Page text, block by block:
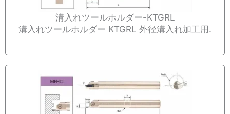
溝入れツールホルダー-KTGRL
溝入れツールホルダー KTGRL 外径溝入れ加工用.